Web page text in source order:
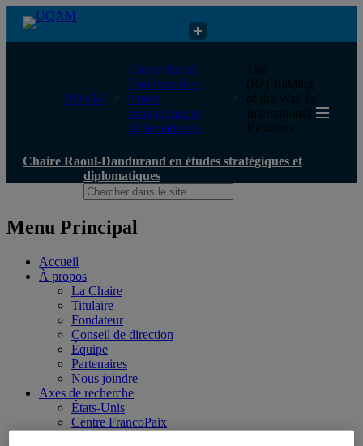
Chaire Raoul-Dandurand en études stratégiques et diplomatiques
UQAM
Chaire Raoul-
Dandurand en
études
stratégiques et
diplomatiques
The
(Re)Building
of the Wall in
International
Relations
Chaire Raoul-Dandurand en études stratégiques et
diplomatiques
Menu Principal
Accueil
À propos
La Chaire
Titulaire
Fondateur
Conseil de direction
Équipe
Partenaires
Nous joindre
Axes de recherche
États-Unis
Centre FrancoPaix